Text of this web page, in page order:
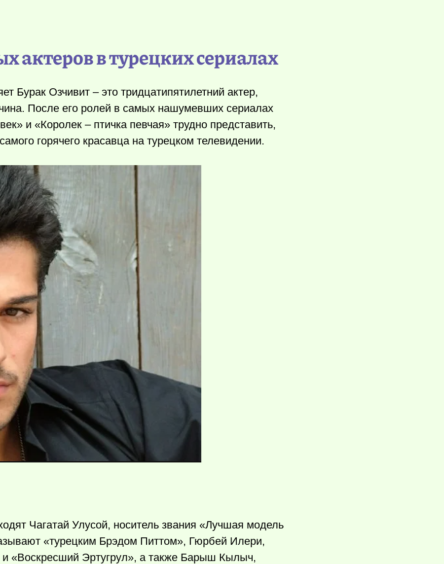
в турецких сериалах
Бурак Озчивит – это тридцатипятилетний актер,
После его ролей в самых нашумевших сериалах
и «Королек – птичка певчая» трудно представить,
горячего красавца на турецком телевидении.
Чагатай Улусой, носитель звания «Лучшая модель
«турецким Брэдом Питтом», Гюрбей Илери,
«Воскресший Эртугрул», а также Барыш Кылыч,